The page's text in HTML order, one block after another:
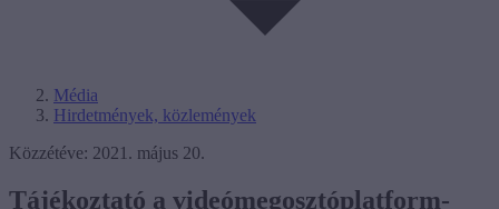
Média
Hirdetmények, közlemények
Közzétéve: 2021. május 20.
Tájékoztató a videómegosztóplatform-